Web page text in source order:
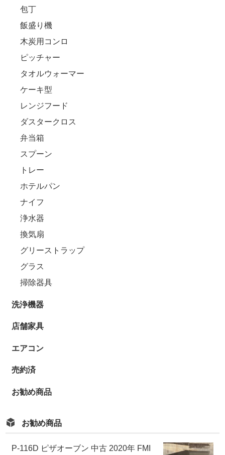
包丁
飯盛り機
木炭用コンロ
ピッチャー
タオルウォーマー
ケーキ型
レンジフード
ダスタークロス
弁当箱
スプーン
トレー
ホテルパン
ナイフ
浄水器
換気扇
グリーストラップ
グラス
掃除器具
洗浄機器
店舗家具
エアコン
売約済
お勧め商品
お勧め商品
P-116D ピザオーブン 中古 2020年 FMI